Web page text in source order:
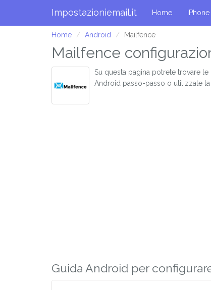
Impostazioniemail.it Home iPhone
Home Android Mailfence
Mailfence
Su questa pagina potrete trovare
Android passo-passo o utilizzate
Guida Android per